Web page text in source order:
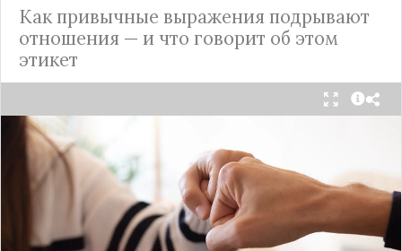
Как привычные выражения подрывают
отношения — и что говорит об этом
этикет
Мы часто думаем, что доверие рушится из-за
серьёзных предательств. Но на самом деле оно
трещит по швам гораздо раньше — в момент,
когда в разговоре звучит невинная на первый
взгляд фраза. Подробнее об этом рассказывает
«Этикет и психология общения» на Дзене.